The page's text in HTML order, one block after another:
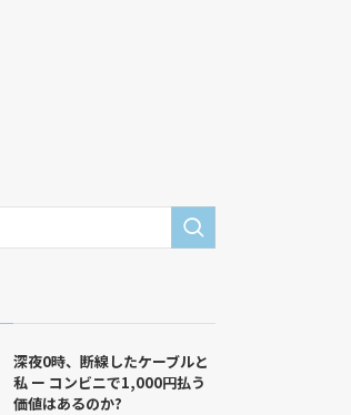
深夜0時、断線したケーブルと
私 ー コンビニで1,000円払う
価値はあるのか?